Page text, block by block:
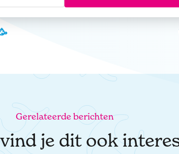
Gerelateerde berichten
je dit ook